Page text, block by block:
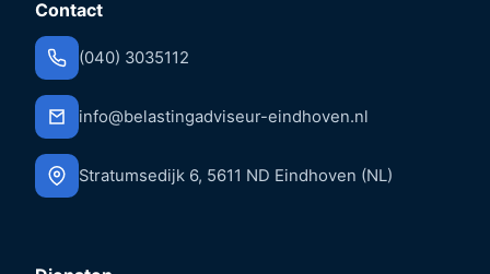
Contact
(040) 3035112
info@belastingadviseur-eindhoven.nl
Stratumsedijk 6, 5611 ND Eindhoven (NL)